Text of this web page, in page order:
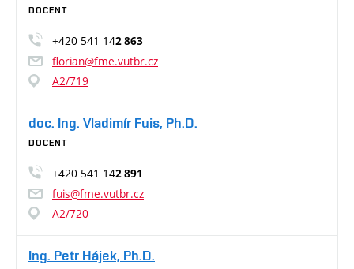
DOCENT
+420 541 142 863
florian@fme.vutbr.cz
A2/719
doc. Ing. Vladimír Fuis, Ph.D.
DOCENT
+420 541 142 891
fuis@fme.vutbr.cz
A2/720
Ing. Petr Hájek, Ph.D.